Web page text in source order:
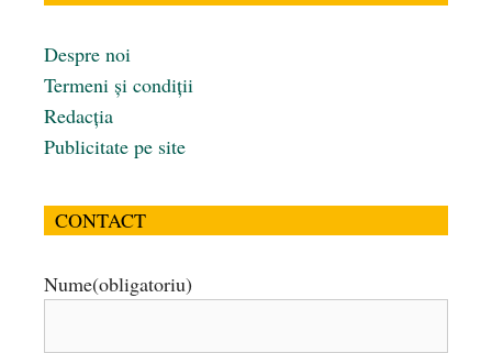
Despre noi
Termeni și condiții
Redacția
Publicitate pe site
CONTACT
Nume(obligatoriu)